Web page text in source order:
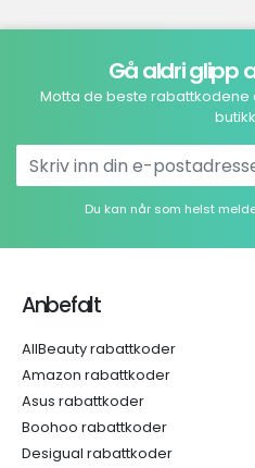
Gå aldri glipp
Motta de beste rabattkodene
Du kan når som helst
Anbefalt
AllBeauty rabattkoder
Amazon rabattkoder
Asus rabattkoder
Boohoo rabattkoder
Desigual rabattkoder